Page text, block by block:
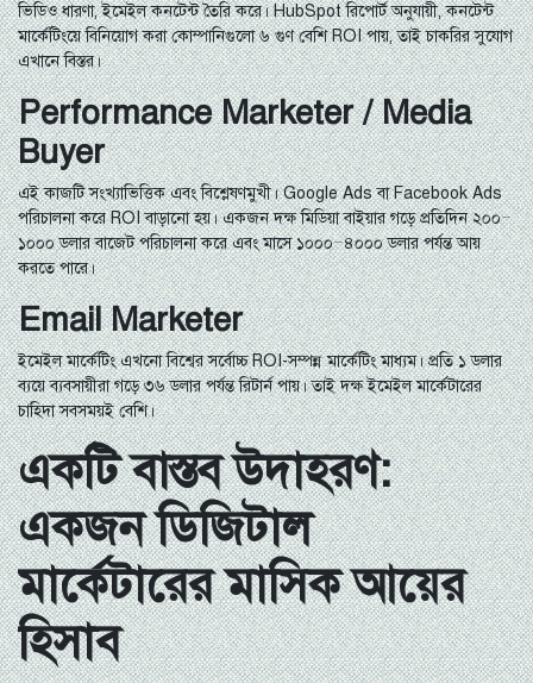
ভিডিও ধারণা, ইমেইল কনটেন্ট তৈরি করে। HubSpot রিপোর্ট অনুযায়ী, কনটেন্ট
মার্কেটিংয়ে বিনিয়োগ করা কোম্পানিগুলো ৬ গুণ বেশি ROI পায়, তাই চাকরির সুযোগ
এখানে বিস্তর।
Performance Marketer / Media
Buyer
এই কাজটি সংখ্যাভিত্তিক এবং বিশ্লেষণমুখী। Google Ads বা Facebook Ads
পরিচালনা করে ROI বাড়ানো হয়। একজন দক্ষ মিডিয়া বাইয়ার গড়ে প্রতিদিন ২০০–
১০০০ ডলার বাজেট পরিচালনা করে এবং মাসে ১০০০–৪০০০ ডলার পর্যন্ত আয়
করতে পারে।
Email Marketer
ইমেইল মার্কেটিং এখনো বিশ্বের সর্বোচ্চ ROI-সম্পন্ন মার্কেটিং মাধ্যম। প্রতি ১ ডলার
ব্যয়ে ব্যবসায়ীরা গড়ে ৩৬ ডলার পর্যন্ত রিটার্ন পায়। তাই দক্ষ ইমেইল মার্কেটারের
চাহিদা সবসময়ই বেশি।
একটি বাস্তব উদাহরণ:
একজন ডিজিটাল
মার্কেটারের মাসিক আয়ের
হিসাব